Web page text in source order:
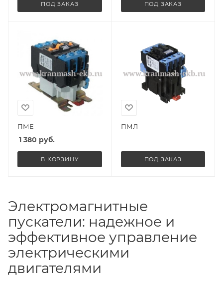
ПОД ЗАКАЗ ПОД ЗАКАЗ
ПМЕ
1 380 руб.
В КОРЗИНУ
ПМЛ
ПОД ЗАКАЗ
Электромагнитные
пускатели: надежное и
эффективное управление
электрическими
двигателями